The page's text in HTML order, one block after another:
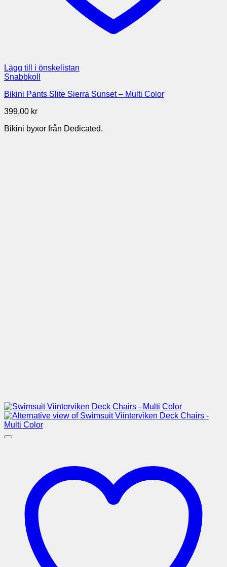
Lägg till i önskelistan
Snabbkoll
Bikini Pants Slite Sierra Sunset – Multi Color
399,00 kr
Bikini byxor från Dedicated.